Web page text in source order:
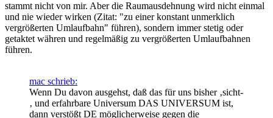
stammt nicht von mir. Aber die Raumausdehnung wird nicht einmal
und nie wieder wirken (Zitat: "zu einer konstant unmerklich
vergrößerten Umlaufbahn" führen), sondern immer stetig oder
getaktet währen und regelmäßig zu vergrößerten Umlaufbahnen
führen.
mac schrieb:
Wenn Du davon ausgehst, daß das für uns bisher ‚sicht-
‚ und erfahrbare Universum DAS UNIVERSUM ist,
dann verstößt DE möglicherweise gegen die